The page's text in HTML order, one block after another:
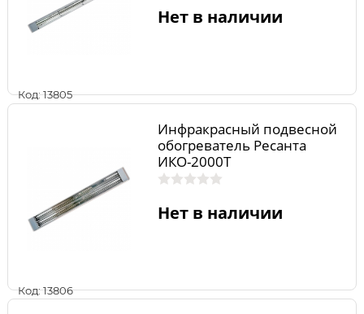
Код: 13805
Нет в наличии
Код: 13806
Инфракрасный подвесной
обогреватель Ресанта
ИКО-2000T
Нет в наличии